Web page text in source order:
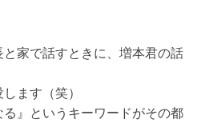
家で話すときに、増本君の話
ます（笑）
』というキーワードがその都